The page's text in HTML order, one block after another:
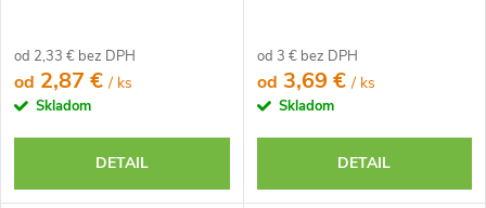
od 2,33 € bez DPH
od 2,87 €/ ks
Skladom
DETAIL
od 3 € bez DPH
od 3,69 €/ ks
Skladom
DETAIL